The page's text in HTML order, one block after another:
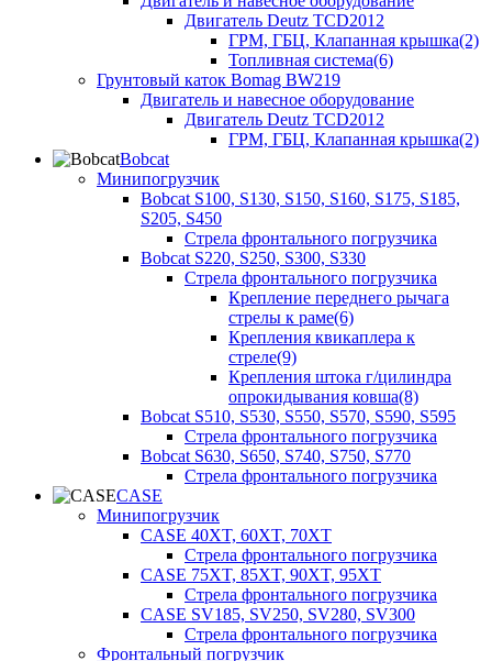
Двигатель Deutz TCD2012
ГРМ, ГБЦ, Клапанная крышка(2)
Топливная система(6)
Грунтовый каток Bomag BW219
Двигатель и навесное оборудование
Двигатель Deutz TCD2012
ГРМ, ГБЦ, Клапанная крышка(2)
Bobcat
Минипогрузчик
Bobcat S100, S130, S150, S160, S175, S185,
S205, S450
Стрела фронтального погрузчика
Bobcat S220, S250, S300, S330
Стрела фронтального погрузчика
Крепление переднего рычага
стрелы к раме(6)
Крепления квикаплера к
стреле(9)
Крепления штока г/цилиндра
опрокидывания ковша(8)
Bobcat S510, S530, S550, S570, S590, S595
Стрела фронтального погрузчика
Bobcat S630, S650, S740, S750, S770
Стрела фронтального погрузчика
CASE
Минипогрузчик
CASE 40XT, 60XT, 70XT
Стрела фронтального погрузчика
CASE 75XT, 85XT, 90XT, 95XT
Стрела фронтального погрузчика
CASE SV185, SV250, SV280, SV300
Стрела фронтального погрузчика
Фронтальный погрузчик